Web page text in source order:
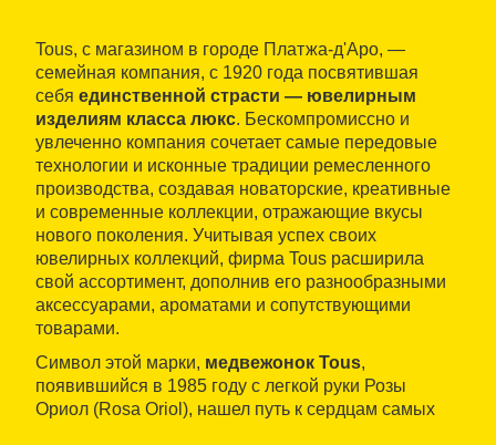
Tous, с магазином в городе Платжа-д'Аро, —
семейная компания, с 1920 года посвятившая
себя единственной страсти — ювелирным
изделиям класса люкс. Бескомпромиссно и
увлеченно компания сочетает самые передовые
технологии и исконные традиции ремесленного
производства, создавая новаторские, креативные
и современные коллекции, отражающие вкусы
нового поколения. Учитывая успех своих
ювелирных коллекций, фирма Tous расширила
свой ассортимент, дополнив его разнообразными
аксессуарами, ароматами и сопутствующими
товарами.
Символ этой марки, медвежонок Tous,
появившийся в 1985 году с легкой руки Розы
Ориол (Rosa Oriol), нашел путь к сердцам самых